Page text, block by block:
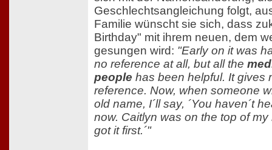
Geschlechtsangleichung folgt,
Familie wünscht sie sich, dass
Birthday" mit ihrem neuen, dem
gesungen wird: "Early on it was
no reference at all, but all the
people has been helpful. It gives
reference. Now, when someone
old name, I´ll say, ´You haven´t
now. Caitlyn was on the top of
got it first.´"